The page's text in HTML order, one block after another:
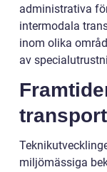
administrativa
intermodala
inom olika
av
miljömässiga